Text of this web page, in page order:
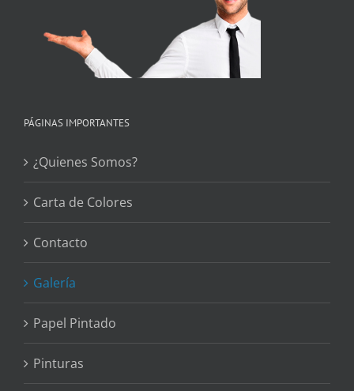
PÁGINAS IMPORTANTES
¿Quienes Somos?
Carta de Colores
Contacto
Galería
Papel Pintado
Pinturas